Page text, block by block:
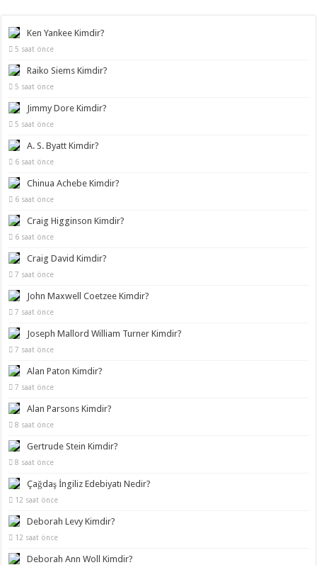
Ken Yankee Kimdir?
5 saat önce
Raiko Siems Kimdir?
5 saat önce
Jimmy Dore Kimdir?
5 saat önce
A. S. Byatt Kimdir?
6 saat önce
Chinua Achebe Kimdir?
6 saat önce
Craig Higginson Kimdir?
6 saat önce
Craig David Kimdir?
7 saat önce
John Maxwell Coetzee Kimdir?
7 saat önce
Joseph Mallord William Turner Kimdir?
7 saat önce
Alan Paton Kimdir?
7 saat önce
Alan Parsons Kimdir?
8 saat önce
Gertrude Stein Kimdir?
8 saat önce
Çağdaş İngiliz Edebiyatı Nedir?
12 saat önce
Deborah Levy Kimdir?
12 saat önce
Deborah Ann Woll Kimdir?